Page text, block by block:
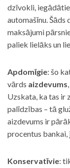
dzīvokli,
automašīnu. Šāds
maksājumi
paliek lielāks un
Apdomīgie: šo
vārds aizdevums,
Uzskata, ka tas ir
palīdzības – tā
aizdevums ir
procentus bankai,
Konservatīvie: